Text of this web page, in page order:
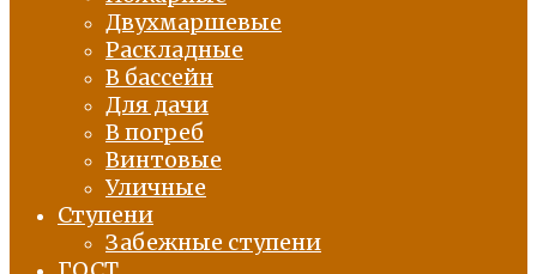
Двухмаршевые
Раскладные
В бассейн
Для дачи
В погреб
Винтовые
Уличные
Ступени
Забежные ступени